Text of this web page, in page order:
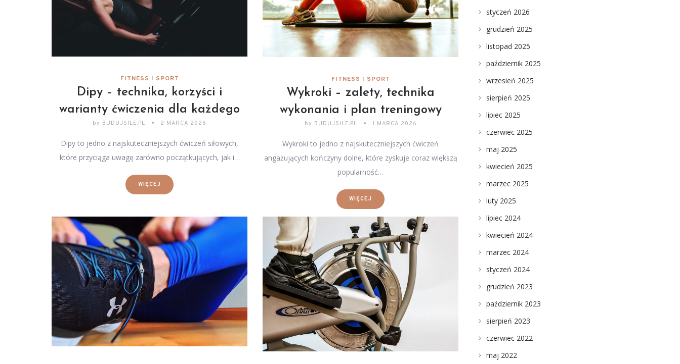
FITNESS I SPORT
Dipy – technika, korzyści i
warianty ćwiczenia dla każdego
by BUDUJSILE.PL 2 MARCA 2026
Dipy to jedno z najskuteczniejszych ćwiczeń siłowych,
które przyciąga uwagę zarówno początkujących, jak i…
WIĘCEJ
FITNESS I SPORT
Wykroki – zalety, technika
wykonania i plan treningowy
by BUDUJSILE.PL 1 MARCA 2026
Wykroki to jedno z najskuteczniejszych ćwiczeń
angażujących kończyny dolne, które zyskuje coraz większą
popularność…
WIĘCEJ
styczeń 2026
grudzień 2025
listopad 2025
październik 2025
wrzesień 2025
sierpień 2025
lipiec 2025
czerwiec 2025
maj 2025
kwiecień 2025
marzec 2025
luty 2025
lipiec 2024
kwiecień 2024
marzec 2024
styczeń 2024
grudzień 2023
październik 2023
sierpień 2023
czerwiec 2022
maj 2022